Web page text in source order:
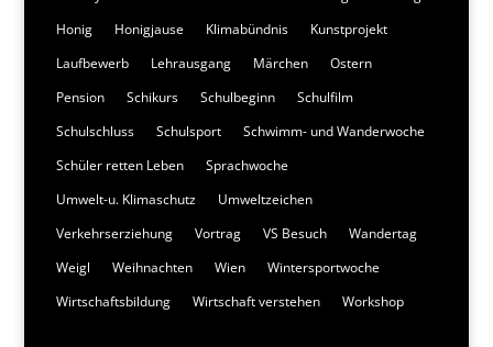
Honig
Honigjause Klimabündnis
Kunstprojekt
Laufbewerb
Lehrausgang Märchen
Ostern
Pension
Schikurs Schulbeginn
Schulfilm
Schulschluss
Schulsport
Schwimm- und Wanderwoche
Schüler retten Leben
Sprachwoche
Umwelt-u. Klimaschutz
Umweltzeichen
Verkehrserziehung
Vortrag VS Besuch
Wandertag
Weigl
Weihnachten Wien
Wintersportwoche
Wirtschaftsbildung
Wirtschaft verstehen Workshop